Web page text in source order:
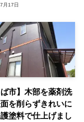
月17日
ば市】木部を薬剤洗
を削らずきれいに
塗料で仕上げまし